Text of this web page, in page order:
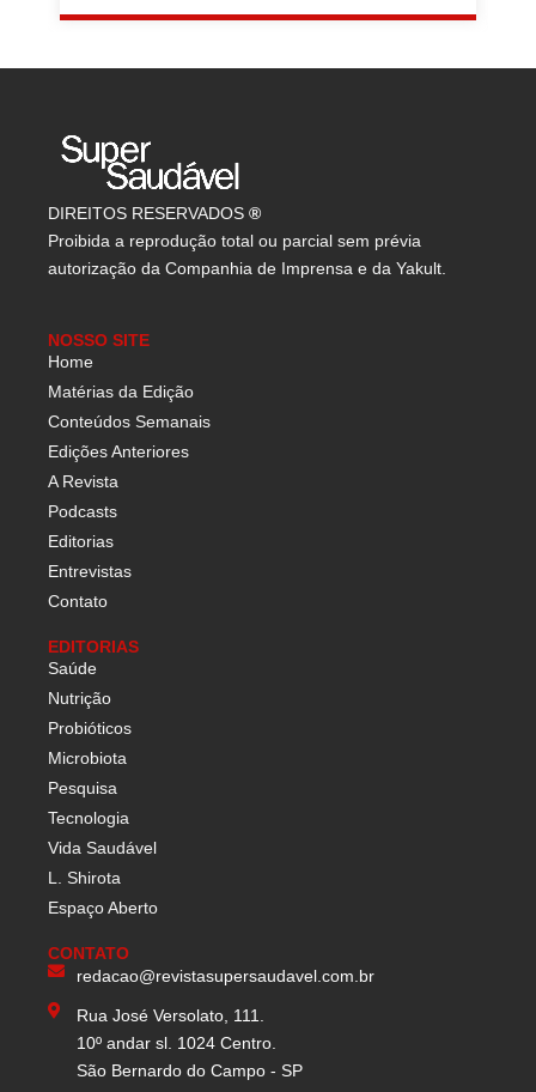
DIREITOS RESERVADOS ®
Proibida a reprodução total ou parcial sem prévia
autorização da Companhia de Imprensa e da Yakult.
NOSSO SITE
Home
Matérias da Edição
Conteúdos Semanais
Edições Anteriores
A Revista
Podcasts
Editorias
Entrevistas
Contato
EDITORIAS
Saúde
Nutrição
Probióticos
Microbiota
Pesquisa
Tecnologia
Vida Saudável
L. Shirota
Espaço Aberto
CONTATO
redacao@revistasupersaudavel.com.br
Rua José Versolato, 111.
10º andar sl. 1024 Centro.
São Bernardo do Campo - SP